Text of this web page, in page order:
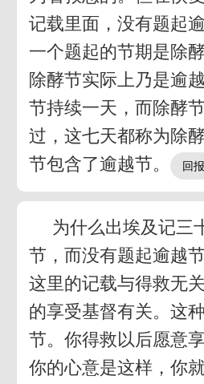
记载里面，没有题起
一个题起的节期是除
除酵节实际上乃是逾
节持续一天，而除酵
过，这七天都称为除
节包含了逾越节。
为什么出埃及记三
节，而没有题起逾越
这里的记载与得救无
的享受基督有关。这
节。你得救以后愿意
你的心意是这样，你